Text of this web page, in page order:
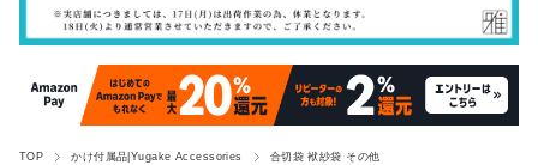
TOP かけ付属品|Yugake Accessories 合切袋 袱紗袋 その他